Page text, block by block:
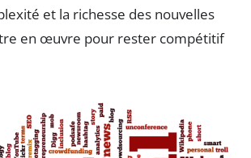
et la richesse des nouvelles
en œuvre pour rester compétitif